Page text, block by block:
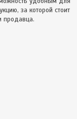
за которой стоит
продавца.